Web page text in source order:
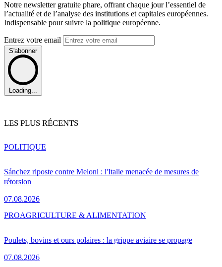
Notre newsletter gratuite phare, offrant chaque jour l’essentiel de
l’actualité et de l’analyse des institutions et capitales européennes.
Indispensable pour suivre la politique européenne.
Entrez votre email
S'abonner
Loading...
LES PLUS RÉCENTS
Sánchez riposte contre Meloni : l'Italie menacée de mesures de
rétorsion
07.08.2026
POLITIQUE
Poulets, bovins et ours polaires : la grippe aviaire se propage
07.08.2026
PROAGRICULTURE & ALIMENTATION